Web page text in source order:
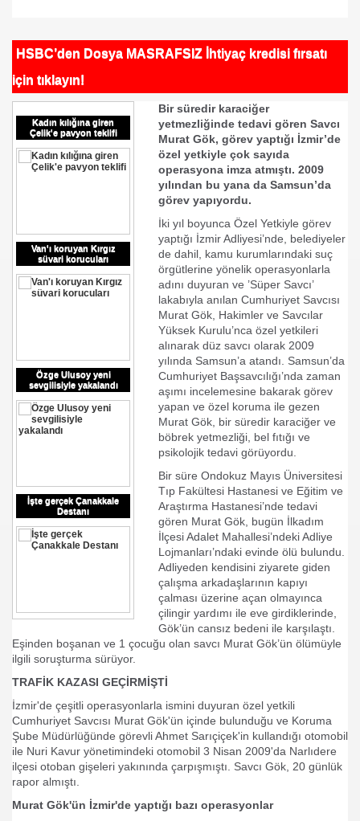
HSBC’den Dosya MASRAFSIZ İhtiyaç kredisi fırsatı
için tıklayın!
Kadın kılığına giren
Çelik'e pavyon teklifi
Van'ı koruyan Kırgız
süvari korucuları
Özge Ulusoy yeni
sevgilisiyle yakalandı
İşte gerçek Çanakkale
Destanı
Bir süredir karaciğer
yetmezliğinde tedavi gören Savcı
Murat Gök, görev yaptığı İzmir’de
özel yetkiyle çok sayıda
operasyona imza atmıştı. 2009
yılından bu yana da Samsun’da
görev yapıyordu.
İki yıl boyunca Özel Yetkiyle görev
yaptığı İzmir Adliyesi’nde, belediyeler
de dahil, kamu kurumlarındaki suç
örgütlerine yönelik operasyonlarla
adını duyuran ve ’Süper Savcı’
lakabıyla anılan Cumhuriyet Savcısı
Murat Gök, Hakimler ve Savcılar
Yüksek Kurulu’nca özel yetkileri
alınarak düz savcı olarak 2009
yılında Samsun’a atandı. Samsun’da
Cumhuriyet Başsavcılığı’nda zaman
aşımı incelemesine bakarak görev
yapan ve özel koruma ile gezen
Murat Gök, bir süredir karaciğer ve
böbrek yetmezliği, bel fıtığı ve
psikolojik tedavi görüyordu.
Bir süre Ondokuz Mayıs Üniversitesi
Tıp Fakültesi Hastanesi ve Eğitim ve
Araştırma Hastanesi’nde tedavi
gören Murat Gök, bugün İlkadım
İlçesi Adalet Mahallesi’ndeki Adliye
Lojmanları’ndaki evinde ölü bulundu.
Adliyeden kendisini ziyarete giden
çalışma arkadaşlarının kapıyı
çalması üzerine açan olmayınca
çilingir yardımı ile eve girdiklerinde,
Gök’ün cansız bedeni ile karşılaştı.
Eşinden boşanan ve 1 çocuğu olan savcı Murat Gök’ün ölümüyle
ilgili soruşturma sürüyor.
TRAFİK KAZASI GEÇİRMİŞTİ
İzmir'de çeşitli operasyonlarla ismini duyuran özel yetkili
Cumhuriyet Savcısı Murat Gök'ün içinde bulunduğu ve Koruma
Şube Müdürlüğünde görevli Ahmet Sarıçiçek'in kullandığı otomobil
ile Nuri Kavur yönetimindeki otomobil 3 Nisan 2009'da Narlıdere
ilçesi otoban gişeleri yakınında çarpışmıştı. Savcı Gök, 20 günlük
rapor almıştı.
Murat Gök'ün İzmir'de yaptığı bazı operasyonlar
ERDEMİR
1.
Murat GÜNEL
!!!